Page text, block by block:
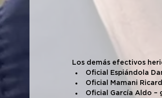
Los demás efectivos
Oficial Espiándola
Oficial Mamani
Oficial García Aldo –